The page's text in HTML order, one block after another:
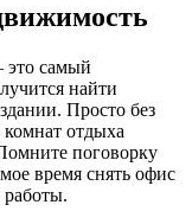
самый
найти
Просто без
комнат отдыха
поговорку
время снять офис